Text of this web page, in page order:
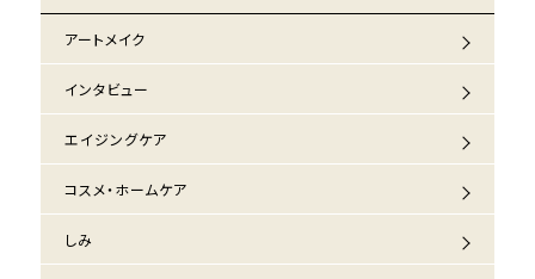
アートメイク
インタビュー
エイジングケア
コスメ・ホームケア
しみ